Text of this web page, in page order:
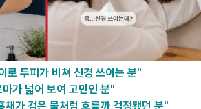
로 두피가 비쳐 신경 쓰이는 분"
가 넓어 보여 고민인 분"
채가 검은 물처럼 흐를까 걱정됐던 분"